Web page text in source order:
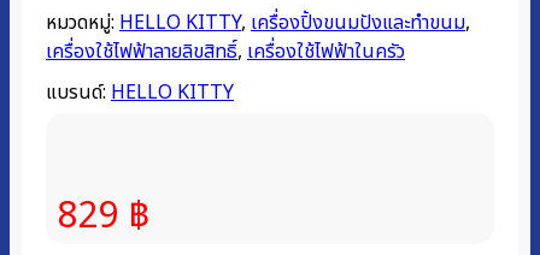
หมวดหมู่: HELLO KITTY, เครื่องปิ้งขนมปังและทำขนม,
เครื่องใช้ไฟฟ้าลายลิขสิทธิ์, เครื่องใช้ไฟฟ้าในครัว
แบรนด์: HELLO KITTY
829 ฿